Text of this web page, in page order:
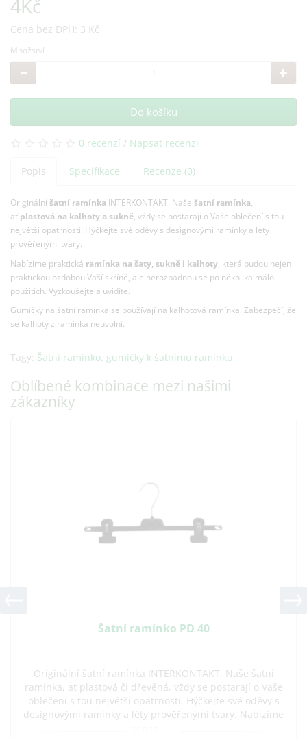
4Kč
Cena bez DPH: 3 Kč
Množství
Do košíku
0 recenzí / Napsat recenzi
Popis Specifikace Recenze (0)
Originální šatní ramínka INTERKONTAKT. Naše šatní ramínka,
aťplastová na kalhoty a sukně, vždy se postarají o Vaše oblečení s tou
největší opatrností. Hýčkejte své oděvy s designovými ramínky a léty
prověřenými tvary.
Nabízíme praktická ramínka na šaty, sukně i kalhoty, která budou nejen
praktickou ozdobou Vaší skříně, ale nerozpadnou se po několika málo
použitích. Vyzkoušejte a uvidíte.
Gumičky na šatní ramínka se používají na kalhotová ramínka. Zabezpečí, že
se kalhoty z ramínka neuvolní.
Tagy: Šatní ramínko, gumičky k šatnímu ramínku
Oblíbené kombinace mezi našimi
zákazníky
Šatní ramínko PD 40
Originální šatní ramínka INTERKONTAKT. Naše šatní
ramínka, ať plastová či dřevěná, vždy se postarají o Vaše
oblečení s tou největší opatrností. Hýčkejte své oděvy s
designovými ramínky a léty prověřenými tvary. Nabízíme